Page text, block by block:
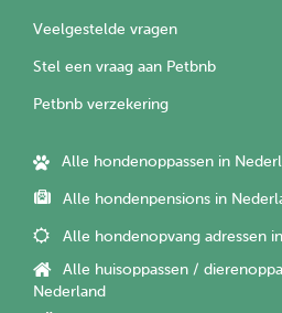
Veelgestelde vragen
Stel een vraag aan Petbnb
Petbnb verzekering
Alle hondenoppassen in
Alle hondenpensions in
Alle hondenopvang adressen
Alle huisoppassen /
Nederland